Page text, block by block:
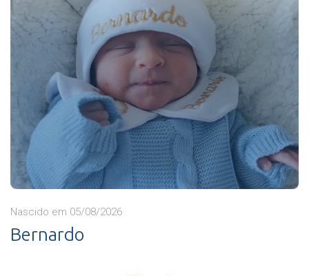
Nascido em 05/08/2026
Bernardo